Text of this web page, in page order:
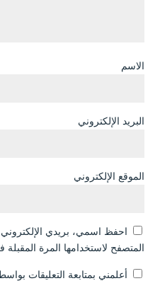
الاسم
البريد الإلكتروني
الموقع الإلكتروني
احفظ اسمي، بريدي
المتصفح لاستخدامها المرة المقبلة
أعلمني بمتابعة التعليقات